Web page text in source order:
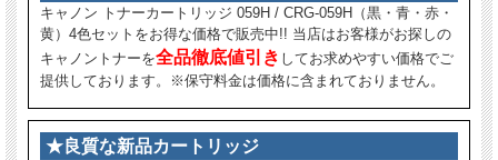
キャノン トナーカートリッジ 059H / CRG-059H（黒・青・赤・
黄）4色セットをお得な価格で販売中!! 当店はお客様がお探しの
キャノントナーを全品徹底値引き してお求めやすい価格でご
提供しております。※保守料金は価格に含まれておりません。
★良質な新品カートリッジ